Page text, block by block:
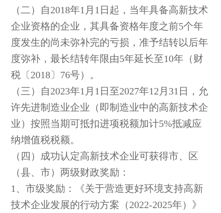
（二）自2018年1月1日起，当年具备高新技术
企业资格的企业，其具备资格年度之前5个年
度发生的尚未弥补完的亏损，准予结转以后年
度弥补，最长结转年限由5年延长至10年（财
税〔2018〕76号）。
（三）自2023年1月1日至2027年12月31日，允
许先进制造业企业（即制造业中的高新技术企
业）按照当期可抵扣进项税额加计5%抵减应
纳增值税税额。
（四）成功认定高新技术企业可获得市、区
（县、市）两级财政奖励：
1、市级奖励：《关于营造更好环境支持高新
技术企业发展的行动方案（2022-2025年）》